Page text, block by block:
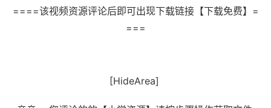
====该视频资源评论后即可出现下载链接【下载免费】=
===
[HideArea]